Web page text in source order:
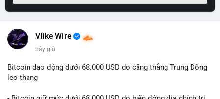
Vlike Wire
1 m
Bitcoin dao động dưới 68.000 USD do căng thẳng Trung Đông
leo thang